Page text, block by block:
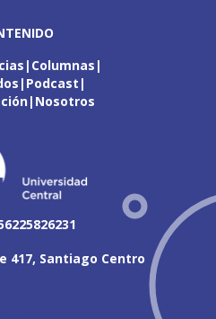
Columnas
Podcast
Nosotros
417, Santiago Centro